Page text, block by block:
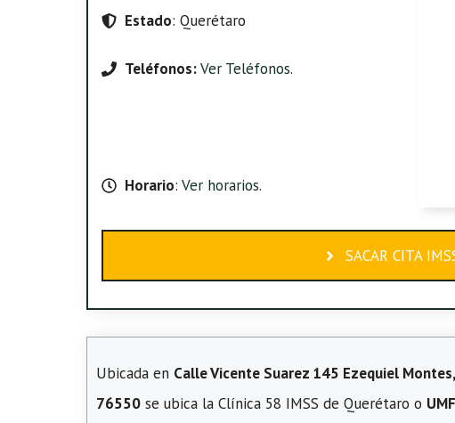
Estado: Querétaro
Teléfonos:Ver Teléfonos.
Horario: Ver horarios.
SACAR CITA
Ubicada en Calle Vicente Suarez 145 Ezequiel
76550 se ubica la Clínica 58 IMSS de Querétaro o